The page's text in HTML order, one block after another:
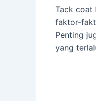
Tack coat
faktor-
Penting
yang